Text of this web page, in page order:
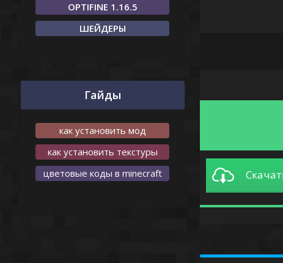
OPTIFINE 1.16.5
ШЕЙДЕРЫ
Гайды
как установить мод
как установить текстуры
цветовые коды в minecraft